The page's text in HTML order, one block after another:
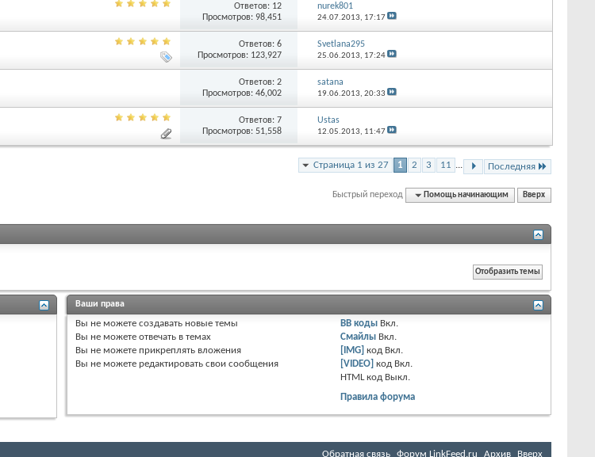
Ответов: 12
Просмотров: 98,451
nurek801
24.07.2013, 17:17
Ответов: 6
Просмотров: 123,927
Svetlana295
25.06.2013, 17:24
Ответов: 2
Просмотров: 46,002
satana
19.06.2013, 20:33
Ответов: 7
Просмотров: 51,558
Ustas
12.05.2013, 11:47
Страница 1 из 27 1 2 3 11 ... Последняя
Быстрый переход Помощь начинающим Вверх
Ваши права
Вы не можете создавать новые темы
Вы не можете отвечать в темах
Вы не можете прикреплять вложения
Вы не можете редактировать свои сообщения
BB коды Вкл.
Смайлы Вкл.
[IMG] код Вкл.
[VIDEO] код Вкл.
HTML код Выкл.
Правила форума
Обратная связь Форум LinkFeed.ru Архив Вверх